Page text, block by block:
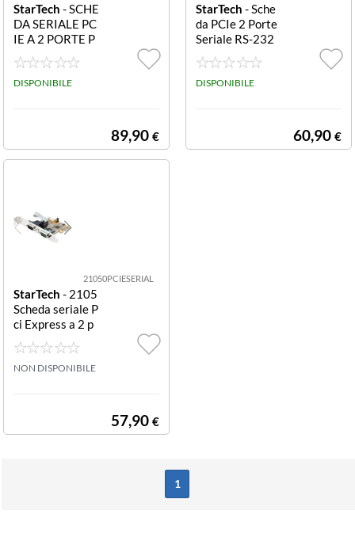
StarTech - SCHE
DA SERIALE PC
IE A 2 PORTE P
CI EXPRESS A R
S232/RS422/R
S485
DISPONIBILE
89,90 €
StarTech - Sche
da PCIe 2 Porte
Seriale RS-232
SCHEDA SERIA
LE PCIE A 2X R
S232 16C1050
DISPONIBILE
60,90 €
21050PCIESERIAL
StarTech - 2105
Scheda seriale P
ci Express a 2 p
orte RS-232 Sch
eda Seriale PCIe
a 2x RS232 DB
NON DISPONIBILE
57,90 €
1